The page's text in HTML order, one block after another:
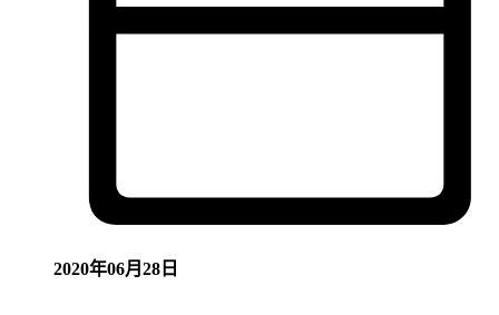
2020年06月28日